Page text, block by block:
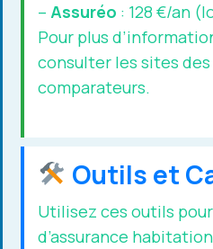
– Assuréo : 128 €/an
Pour plus
consulter les sites des
comparateurs.
Outils et
Utilisez ces outils
d’assurance